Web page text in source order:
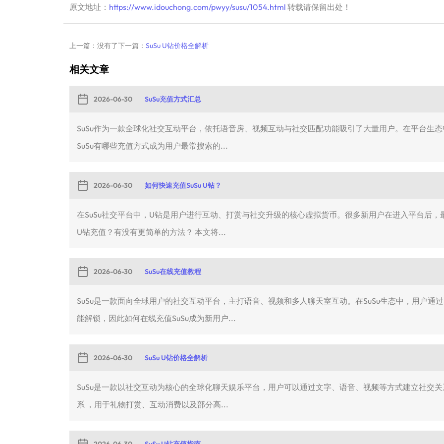
原文地址： https://www.idouchong.com/pwyy/susu/1054.html 转载请保留出处！
上一篇：没有了下一篇： SuSu U钻价格全解析
相关文章
2026-06-30 SuSu充值方式汇总
SuSu作为一款全球化社交互动平台，依托语音房、视频互动与社交匹配功能吸引了大量用户。在平台生
SuSu有哪些充值方式成为用户最常搜索的...
2026-06-30 如何快速充值SuSu U钻？
在SuSu社交平台中，U钻是用户进行互动、打赏与社交升级的核心虚拟货币。很多新用户在进入平台后
U钻充值？有没有更简单的方法？ 本文将...
2026-06-30 SuSu在线充值教程
SuSu是一款面向全球用户的社交互动平台，主打语音、视频和多人聊天室互动。在SuSu生态中，用户通
能解锁，因此如何在线充值SuSu成为新用户...
2026-06-30 SuSu U钻价格全解析
SuSu是一款以社交互动为核心的全球化聊天娱乐平台，用户可以通过文字、语音、视频等方式建立社交
系 ，用于礼物打赏、互动消费以及部分高...